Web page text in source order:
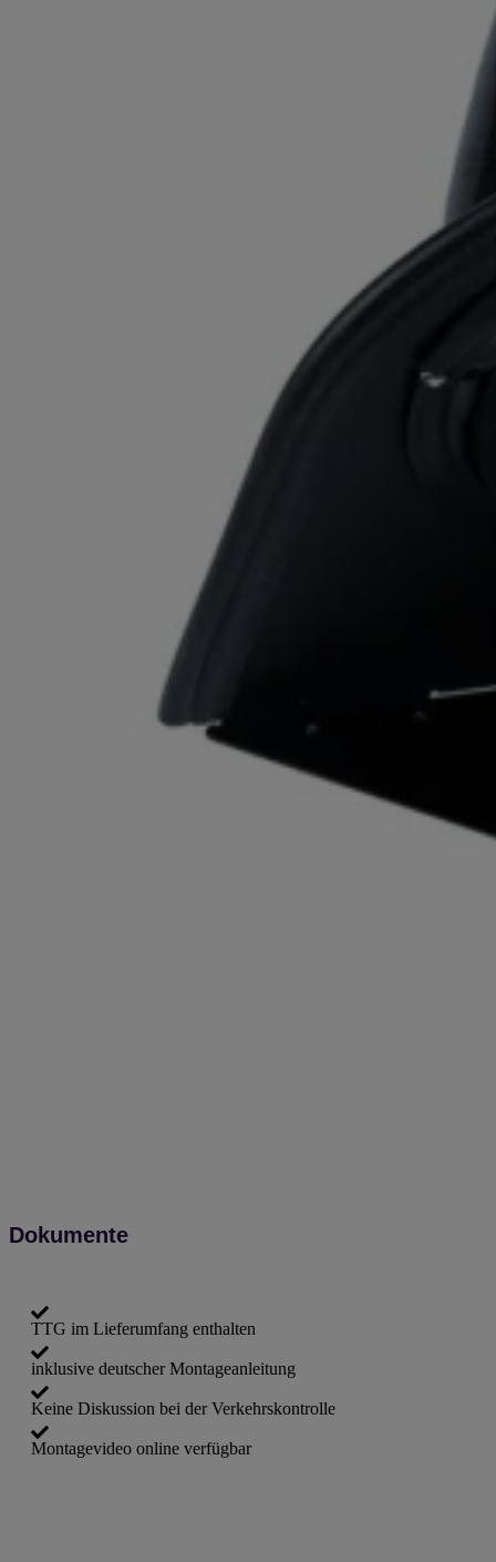
Dokumente
TTG im Lieferumfang enthalten
inklusive deutscher Montageanleitung
Keine Diskussion bei der Verkehrskontrolle
Montagevideo online verfügbar